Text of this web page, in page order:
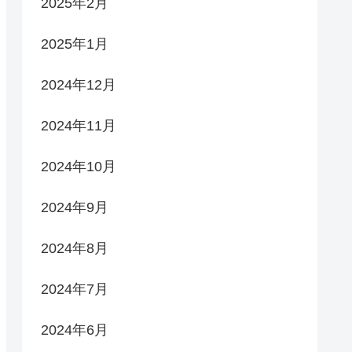
2025年1月
2024年12月
2024年11月
2024年10月
2024年9月
2024年8月
2024年7月
2024年6月